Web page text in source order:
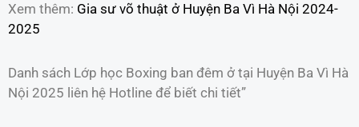
Xem thêm: Gia sư võ thuật ở Huyện Ba Vì Hà Nội 2024-
2025
Danh sách Lớp học Boxing ban đêm ở tại Huyện Ba Vì Hà
Nội 2025 liên hệ Hotline để biết chi tiết”